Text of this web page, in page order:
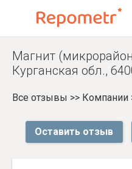
Магнит
Курганская обл.,
Все отзывы >> Компании
Оставить отзыв